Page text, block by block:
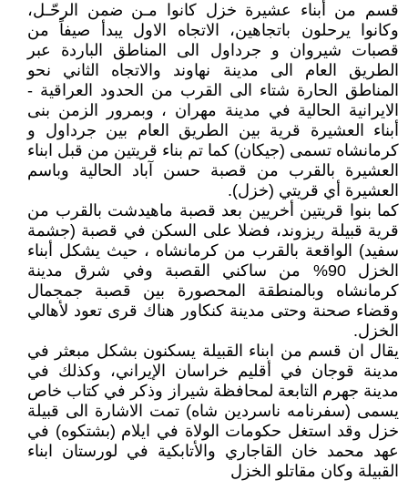
قسم من أبناء عشيرة خزل كانوا مـن ضمن الرحّـل،
وكانوا يرحلون باتجاهين، الاتجاه الاول يبدأ صيفاً من
قصبات شيروان و جرداول الى المناطق الباردة عبر
الطريق العام الى مدينة نهاوند والاتجاه الثاني نحو
المناطق الحارة شتاء الى القرب من الحدود العراقية -
الايرانية الحالية في مدينة مهران ، وبمرور الزمن بنى
أبناء العشيرة قرية بين الطريق العام بين جرداول و
كرمانشاه تسمى (جيكان) كما تم بناء قريتين من قبل ابناء
العشيرة بالقرب من قصبة حسن آباد الحالية وباسم
العشيرة أي قريتي (خزل).
كما بنوا قريتين أخريين بعد قصبة ماهيدشت بالقرب من
قرية قبيلة ريزوند، فضلا على السكن في قصبة (جشمة
سفيد) الواقعة بالقرب من كرمانشاه ، حيث يشكل أبناء
الخزل 90% من ساكني القصبة وفي شرق مدينة
كرمانشاه وبالمنطقة المحصورة بين قصبة جمجمال
وقضاء صحنة وحتى مدينة كنكاور هناك قرى تعود لأهالي
الخزل.
يقال ان قسم من ابناء القبيلة يسكنون بشكل مبعثر في
مدينة قوجان في أقليم خراسان الإيراني، وكذلك في
مدينة جهرم التابعة لمحافظة شيراز وذكر في كتاب خاص
يسمى (سفرنامه ناسردين شاه) تمت الاشارة الى قبيلة
خزل وقد استغل حكومات الولاة في ايلام (بشتكوه) في
عهد محمد خان القاجاري والأتابكية في لورستان ابناء
القبيلة وكان مقاتلو الخزل